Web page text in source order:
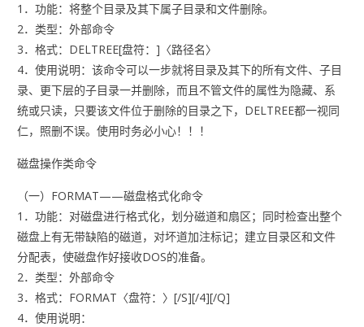
1．功能：将整个目录及其下属子目录和文件删除。
2．类型：外部命令
3．格式：DELTREE[盘符：]〈路径名〉
4．使用说明：该命令可以一步就将目录及其下的所有文件、子目
录、更下层的子目录一并删除，而且不管文件的属性为隐藏、系
统或只读，只要该文件位于删除的目录之下，DELTREE都一视同
仁，照删不误。使用时务必小心！！！
磁盘操作类命令
（一）FORMAT——磁盘格式化命令
1．功能：对磁盘进行格式化，划分磁道和扇区；同时检查出整个
磁盘上有无带缺陷的磁道，对坏道加注标记；建立目录区和文件
分配表，使磁盘作好接收DOS的准备。
2．类型：外部命令
3．格式：FORMAT〈盘符：〉[/S][/4][/Q]
4．使用说明：